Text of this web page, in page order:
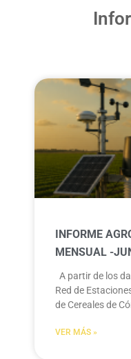
INFORME
MENSUAL -
A partir de los
Red de
de Cereales de
VER MÁS »